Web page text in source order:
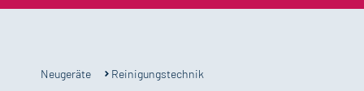
Neugeräte
Reinigungstechnik